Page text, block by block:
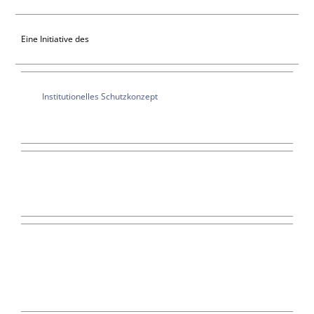
Eine Initiative des
Institutionelles Schutzkonzept